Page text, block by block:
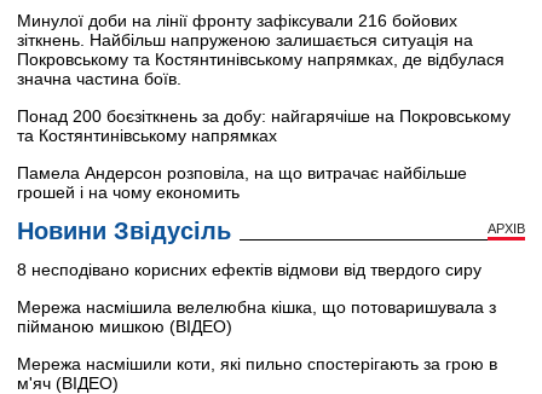
Минулої доби на лінії фронту зафіксували 216 бойових
зіткнень. Найбільш напруженою залишається ситуація на
Покровському та Костянтинівському напрямках, де відбулася
значна частина боїв.
Понад 200 боєзіткнень за добу: найгарячіше на Покровському
та Костянтинівському напрямках
Памела Андерсон розповіла, на що витрачає найбільше
грошей і на чому економить
Новини Звідусіль АРХІВ
8 несподівано корисних ефектів відмови від твердого сиру
Мережа насмішила велелюбна кішка, що потоваришувала з
пійманою мишкою (ВІДЕО)
Мережа насмішили коти, які пильно спостерігають за грою в
м'яч (ВІДЕО)